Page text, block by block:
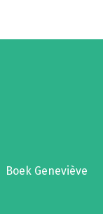
Boek Geneviève